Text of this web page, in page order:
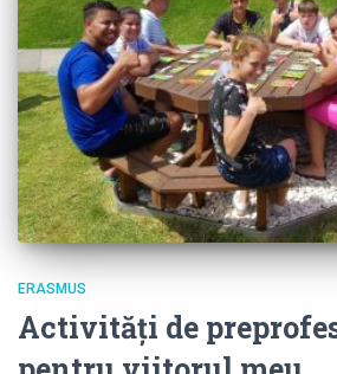
ERASMUS
Activități de